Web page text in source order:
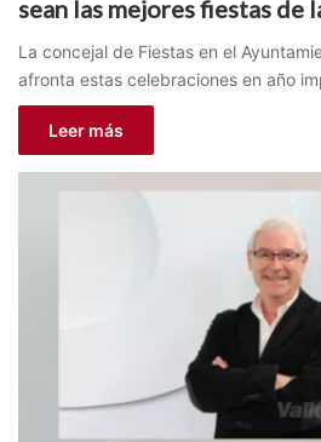
sean las mejores fiestas de
La concejal de Fiestas en el
afronta estas celebraciones en año
Leer más